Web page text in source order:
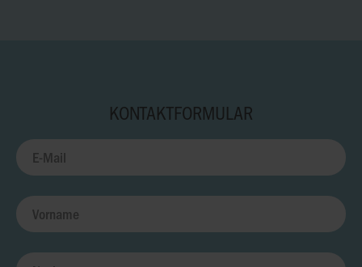
KONTAKTFORMULAR